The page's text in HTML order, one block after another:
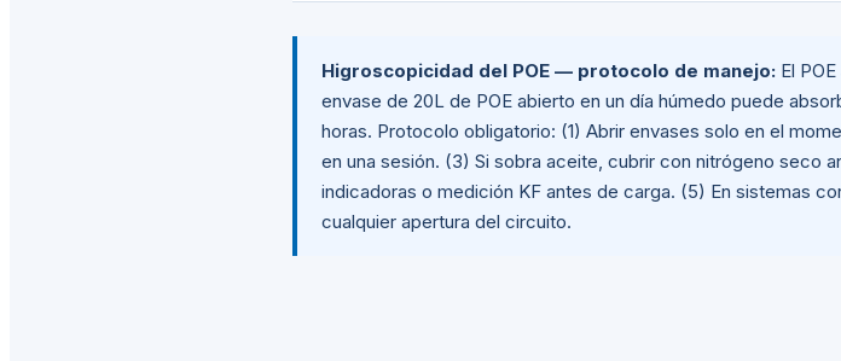
Higroscopicidad del POE — protocolo de manejo: El
envase de 20L de POE abierto en un día húmedo puede
horas. Protocolo obligatorio: (1) Abrir envases solo en el
en una sesión. (3) Si sobra aceite, cubrir con nitrógeno seco
indicadoras o medición KF antes de carga. (5) En sistemas
cualquier apertura del circuito.